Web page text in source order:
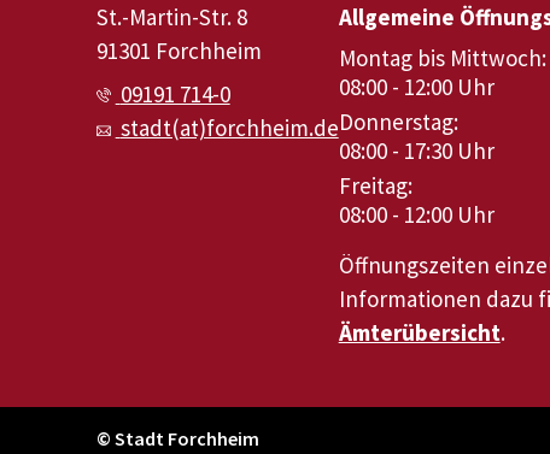
St.-Martin-Str. 8
91301 Forchheim
09191 714-0
stadt(at)forchheim.de
Allgemeine
Montag bis Mittwoch:
08:00 - 12:00 Uhr
Donnerstag:
08:00 - 17:30 Uhr
Freitag:
08:00 - 12:00 Uhr
Öffnungszeiten
Informationen dazu
Ämterübersicht.
© Stadt Forchheim